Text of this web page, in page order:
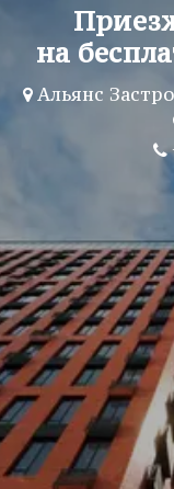
на
Альянс